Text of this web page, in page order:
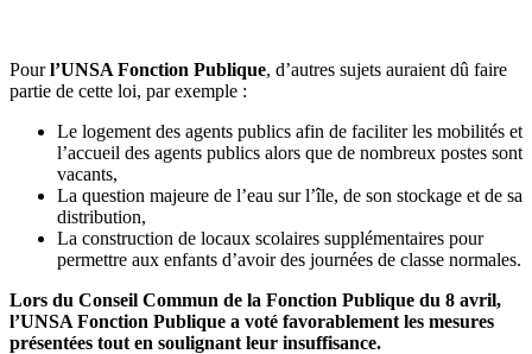
Pourl’UNSA Fonction Publique, d’autres sujets auraient dû faire
partie de cette loi, par exemple :
Le logement des agents publics afin de faciliter les mobilités et
l’accueil des agents publics alors que de nombreux postes sont
vacants,
La question majeure de l’eau sur l’île, de son stockage et de sa
distribution,
La construction de locaux scolaires supplémentaires pour
permettre aux enfants d’avoir des journées de classe normales.
Lors du Conseil Commun de la Fonction Publique du 8 avril,
l’UNSA Fonction Publique a voté favorablement les mesures
présentées tout en soulignant leur insuffisance.